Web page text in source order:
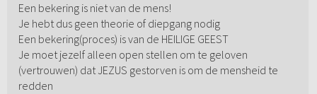
Een bekering is niet van de mens!
Je hebt dus geen theorie of diepgang nodig
Een bekering(proces) is van de HEILIGE GEEST
Je moet jezelf alleen open stellen om te geloven
(vertrouwen) dat JEZUS gestorven is om de mensheid te
redden